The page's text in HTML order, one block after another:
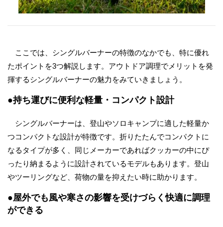
ここでは、シングルバーナーの特徴のなかでも、特に優れ
たポイントを3つ解説します。アウトドア調理でメリットを発
揮するシングルバーナーの魅力をみていきましょう。
●持ち運びに便利な軽量・コンパクト設計
シングルバーナーは、登山やソロキャンプに適した軽量か
つコンパクトな設計が特徴です。折りたたんでコンパクトに
なるタイプが多く、同じメーカーであればクッカーの中にぴ
ったり納まるように設計されているモデルもあります。登山
やツーリングなど、荷物の量を抑えたい時に助かります。
●屋外でも風や寒さの影響を受けづらく快適に調理
ができる